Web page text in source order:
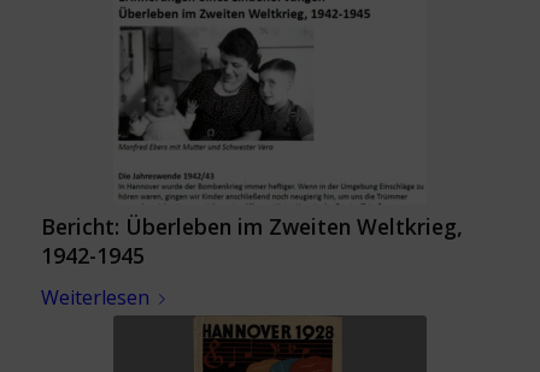
Bericht: Überleben im Zweiten Weltkrieg,
1942-1945
Weiterlesen